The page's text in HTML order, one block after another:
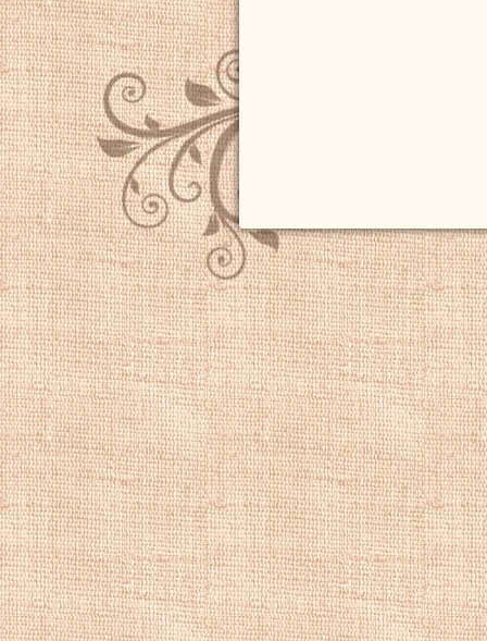
В течение трех
выставлялся в
первых,Эшфорд
году он
Королевском
этогоЭшфорд
Робертса,
Ирландии. Он был
общества
Королевской
избранным